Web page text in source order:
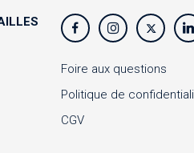
Foire aux questions
Politique de
CGV